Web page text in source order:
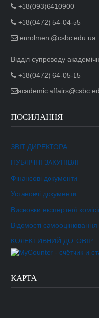
+38(093)6410900
+38(0472) 54-04-55
enrolment@csbc.edu.ua
Відділ супроводу
+38(0472) 64-05-15
ПОСИЛАННЯ
ЗВІТ ДИРЕКТОРА
ПУБЛІЧНІ ЗАКУПІВЛІ
Фінансові документи
Установчі документи
Висновки експертної комісії
Відомості самооцінювання
КОЛЕКТИВНИЙ ДОГОВІР
КАРТА